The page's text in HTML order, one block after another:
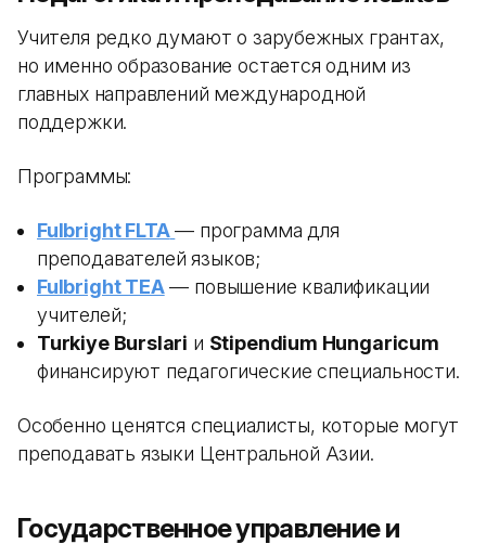
Учителя редко думают о зарубежных грантах,
но именно образование остается одним из
главных направлений международной
поддержки.
Программы:
Fulbright FLTA — программа для
преподавателей языков;
Fulbright TEA— повышение квалификации
учителей;
Turkiye Burslari и Stipendium Hungaricum
финансируют педагогические специальности.
Особенно ценятся специалисты, которые могут
преподавать языки Центральной Азии.
Государственное управление и